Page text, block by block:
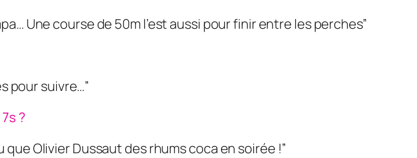
Une course de 50m l’est aussi pour finir entre les perches”
pour suivre…”
?
Olivier Dussaut des rhums coca en soirée !”